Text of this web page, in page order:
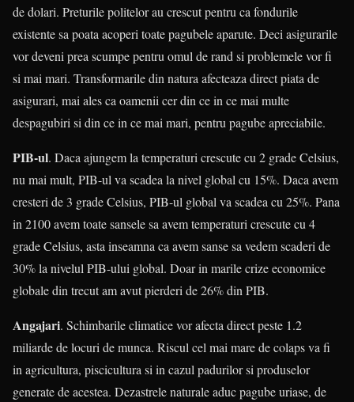
de dolari. Preturile politelor au crescut pentru ca fondurile
existente sa poata acoperi toate pagubele aparute. Deci asigurarile
vor deveni prea scumpe pentru omul de rand si problemele vor fi
si mai mari. Transformarile din natura afecteaza direct piata de
asigurari, mai ales ca oamenii cer din ce in ce mai multe
despagubiri si din ce in ce mai mari, pentru pagube apreciabile.
PIB-ul. Daca ajungem la temperaturi crescute cu 2 grade Celsius,
nu mai mult, PIB-ul va scadea la nivel global cu 15%. Daca avem
cresteri de 3 grade Celsius, PIB-ul global va scadea cu 25%. Pana
in 2100 avem toate sansele sa avem temperaturi crescute cu 4
grade Celsius, asta inseamna ca avem sanse sa vedem scaderi de
30% la nivelul PIB-ului global. Doar in marile crize economice
globale din trecut am avut pierderi de 26% din PIB.
Angajari. Schimbarile climatice vor afecta direct peste 1.2
miliarde de locuri de munca. Riscul cel mai mare de colaps va fi
in agricultura, piscicultura si in cazul padurilor si produselor
generate de acestea. Dezastrele naturale aduc pagube uriase, de